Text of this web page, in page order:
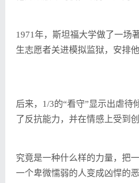
1971年，斯坦福大学做了一场
生志愿者关进模拟监狱，安排
后来，1/3的“看守”显示出虐待
了反抗能力，并在情感上受到
究竟是一种什么样的力量，把
一个卑微懦弱的人变成凶悍的